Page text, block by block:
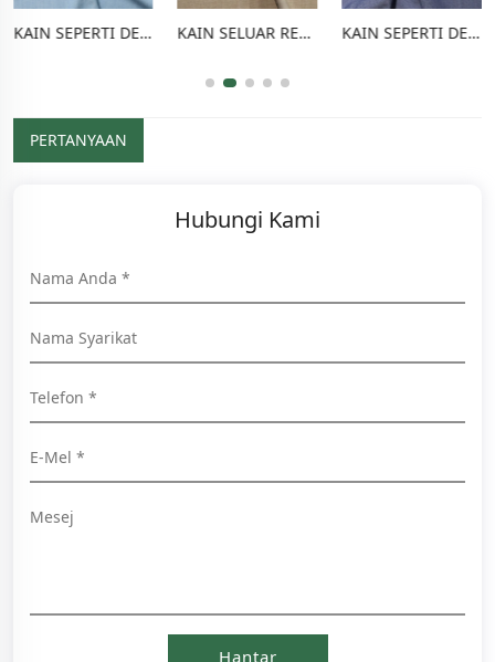
KAIN SEPERTI DENIM TR KAIN SELUAR REGANGAN POLI RAYON KAIN SEPERTI DENIM POLY RAYON
PERTANYAAN
Hubungi Kami